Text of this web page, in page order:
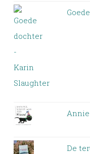
Annie
De